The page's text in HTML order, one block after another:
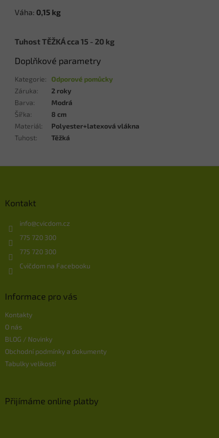
Váha: 0,15 kg
Tuhost TĚŽKÁ cca 15 - 20 kg
Doplňkové parametry
Kategorie:
Odporové pomůcky
Záruka:
2 roky
Barva:
Modrá
Šířka:
8 cm
Materiál:
Polyester+latexová vlákna
Tuhost: Těžká
Kontakt
info@cvicdom.cz
775 720 300
775 720 300
Cvičdom na Facebooku
Informace pro vás
Kontakty
O nás
BLOG / Novinky
Obchodní podmínky a dokumenty
Tabulky velikostí
Přijímáme online platby